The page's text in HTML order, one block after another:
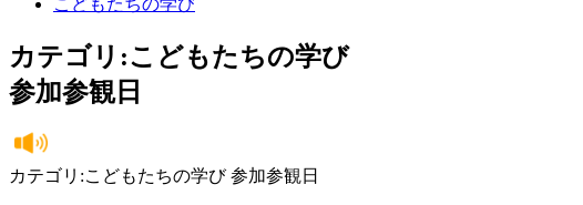
カテゴリ:こどもたちの学び
参加参観日
カテゴリ:こどもたちの学び 参加参観日